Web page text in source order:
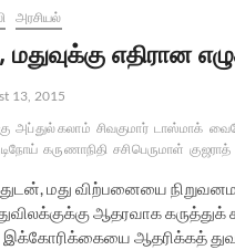
அரசியல்
எதிரான
13, 2015
அப்துல் கலாம் சிவகுமார் டாஸ்மாக்
கருணாநிதி சசிபெருமாள் குஜராத்
மது விற்பனையை
ஆதரவாக கருத்துக்
இக்கோரிக்கையை ஆதரிக்கத்